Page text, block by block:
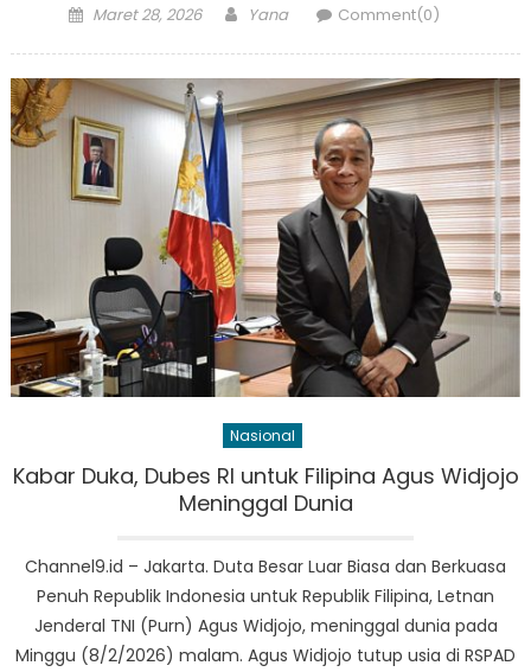
Posted
Maret 28, 2026 Author
Yana Comment(0)
Nasional
Kabar Duka, Dubes RI untuk Filipina Agus Widjojo
Meninggal Dunia
Channel9.id – Jakarta. Duta Besar Luar Biasa dan Berkuasa
Penuh Republik Indonesia untuk Republik Filipina, Letnan
Jenderal TNI (Purn) Agus Widjojo, meninggal dunia pada
Minggu (8/2/2026) malam. Agus Widjojo tutup usia di RSPAD